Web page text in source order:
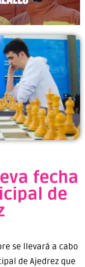
fecha
de
se llevará a cabo
de Ajedrez que